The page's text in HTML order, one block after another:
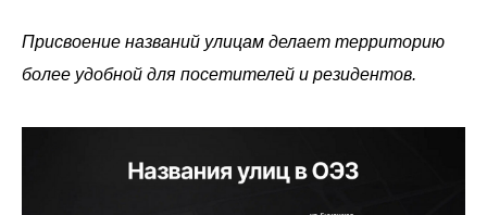
Присвоение названий улицам делает территорию
более удобной для посетителей и резидентов.